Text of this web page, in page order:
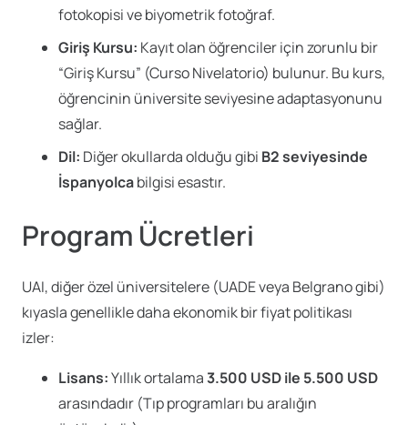
fotokopisi ve biyometrik fotoğraf.
Giriş Kursu: Kayıt olan öğrenciler için zorunlu bir
“Giriş Kursu” (Curso Nivelatorio) bulunur. Bu kurs,
öğrencinin üniversite seviyesine adaptasyonunu
sağlar.
Dil: Diğer okullarda olduğu gibi B2 seviyesinde
İspanyolcabilgisi esastır.
Program Ücretleri
UAI, diğer özel üniversitelere (UADE veya Belgrano gibi)
kıyasla genellikle daha ekonomik bir fiyat politikası
izler:
Lisans:Yıllık ortalama3.500 USD ile 5.500 USD
arasındadır (Tıp programları bu aralığın